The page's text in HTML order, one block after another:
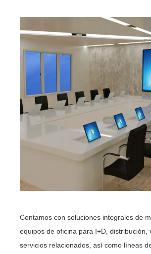
Contamos con soluciones integrales de
equipos de oficina para I+D, distribución,
servicios relacionados, así como líneas